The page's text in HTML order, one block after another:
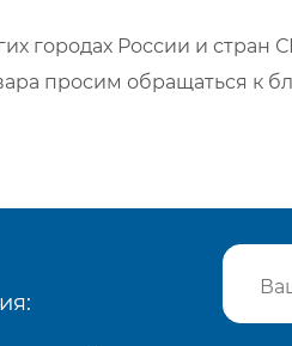
городах России и стран
просим обращаться